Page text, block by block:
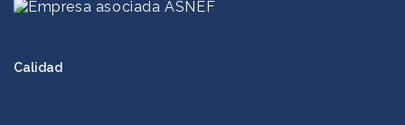
Calidad